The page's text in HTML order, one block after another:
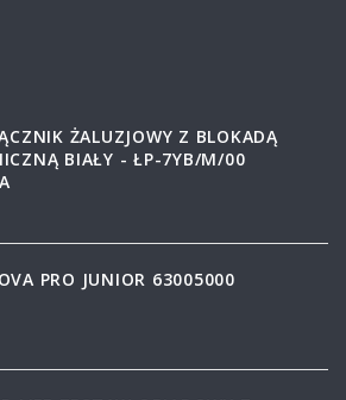
ŻALUZJOWY Z BLOKADĄ
BIAŁY - ŁP-7YB/M/00
PRO JUNIOR 63005000